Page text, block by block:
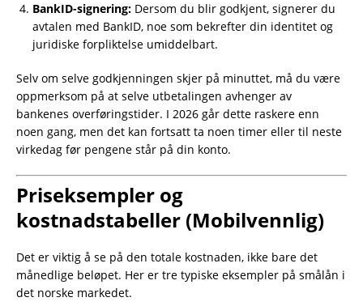
BankID-signering: Dersom du blir godkjent, signerer du
avtalen med BankID, noe som bekrefter din identitet og
juridiske forpliktelse umiddelbart.
Selv om selve godkjenningen skjer på minuttet, må du være
oppmerksom på at selve utbetalingen avhenger av
bankenes overføringstider. I 2026 går dette raskere enn
noen gang, men det kan fortsatt ta noen timer eller til neste
virkedag før pengene står på din konto.
Priseksempler og
kostnadstabeller (Mobilvennlig)
Det er viktig å se på den totale kostnaden, ikke bare det
månedlige beløpet. Her er tre typiske eksempler på smålån i
det norske markedet.